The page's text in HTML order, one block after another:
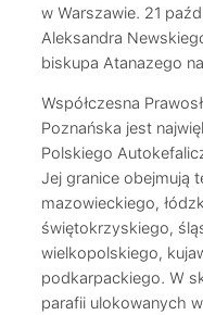
w Warszawie. 21
Aleksandra
biskupa Atanazego
Współczesna
Poznańska jest
Polskiego
Jej granice obejmują
mazowieckiego,
świętokrzyskiego,
wielkopolskiego,
podkarpackiego. W
parafii ulokowanych